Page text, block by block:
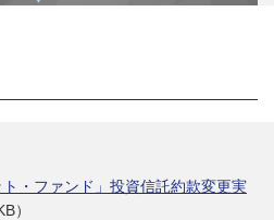
ト・ファンド」投資信託約款変更実
）